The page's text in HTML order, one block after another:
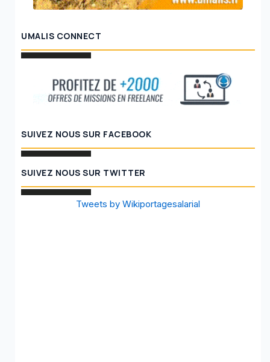
UMALIS CONNECT
SUIVEZ NOUS SUR FACEBOOK
SUIVEZ NOUS SUR TWITTER
Tweets by Wikiportagesalarial